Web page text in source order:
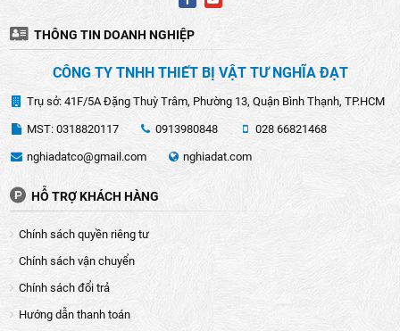
THÔNG TIN DOANH NGHIỆP
CÔNG TY TNHH THIẾT BỊ VẬT TƯ NGHĨA ĐẠT
Trụ sở: 41F/5A Đặng Thuỳ Trâm, Phường 13, Quận Bình Thạnh, TP.HCM
MST: 0318820117 0913980848 028 66821468
nghiadatco@gmail.com nghiadat.com
HỖ TRỢ KHÁCH HÀNG
Chính sách quyền riêng tư
Chính sách vận chuyển
Chính sách đổi trả
Hướng dẫn thanh toán